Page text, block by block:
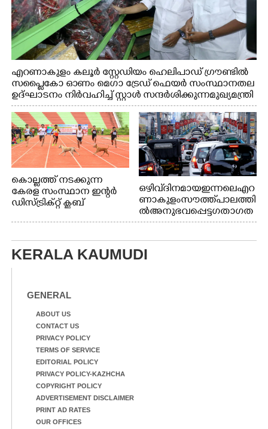
എറണാകുളം കലൂർ സ്റ്റേഡിയം ഹെലിപാഡ് ഗ്രൗണ്ടിൽ
സപ്ളൈകോ ഓണം മെഗാ ട്രേഡ് ഫെയർ സംസ്ഥാനതല
ഉദ്ഘാടനം നിർവഹിച്ച് സ്റ്റാൾ സന്ദർശിക്കുന്ന മുഖ്യമന്ത്രി
വി.ഡി. സതീശൻ. മന്ത്രി അനൂപ് ജേക്കബ് സമീപം
കൊല്ലത്ത് നടക്കുന്ന
കേരള സംസ്ഥാന ഇന്റർ
ഡിസ്ട്രിക്റ്റ് ക്ലബ്
ചാമ്പ്യൻഷിപ്പിൽ അണ്ടർ
20 ആൺകുട്ടികളുടെ 200
മീറ്റർ ഓട്ടം ഫൈനൽ
മത്സരത്തിനിടെ സിന്തറ്റിക്
ട്രാക്കിന് കുറുകെ ഓടുന്ന
ഒഴിവ് ദിനമായ ഇന്നലെ എറ
ണാകുളം സൗത്ത് പാലത്തി
ൽ അനുഭവപ്പെട്ട ഗതാഗത
ക്കുരുക്ക്
KERALA KAUMUDI
GENERAL
ABOUT US
CONTACT US
PRIVACY POLICY
TERMS OF SERVICE
EDITORIAL POLICY
PRIVACY POLICY-KAZHCHA
COPYRIGHT POLICY
ADVERTISEMENT DISCLAIMER
PRINT AD RATES
OUR OFFICES